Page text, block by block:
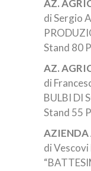
AZ.
di Sergio
Stand 80
AZ.
di
BULBI DI
Stand 55
AZIENDA
di